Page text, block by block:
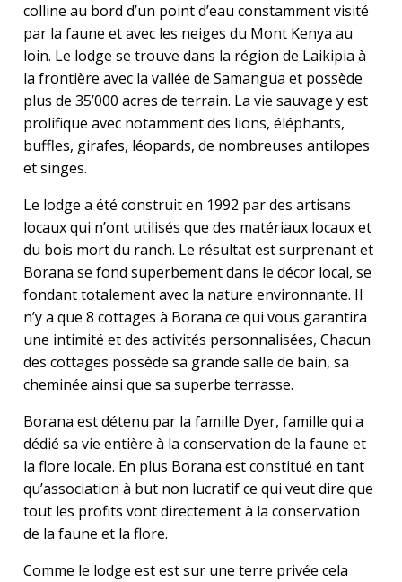
colline au bord d’un point d’eau constamment visité
par la faune et avec les neiges du Mont Kenya au
loin. Le lodge se trouve dans la région de Laikipia à
la frontière avec la vallée de Samangua et possède
plus de 35’000 acres de terrain. La vie sauvage y est
prolifique avec notamment des lions, éléphants,
buffles, girafes, léopards, de nombreuses antilopes
et singes.
Le lodge a été construit en 1992 par des artisans
locaux qui n’ont utilisés que des matériaux locaux et
du bois mort du ranch. Le résultat est surprenant et
Borana se fond superbement dans le décor local, se
fondant totalement avec la nature environnante. Il
n’y a que 8 cottages à Borana ce qui vous garantira
une intimité et des activités personnalisées, Chacun
des cottages possède sa grande salle de bain, sa
cheminée ainsi que sa superbe terrasse.
Borana est détenu par la famille Dyer, famille qui a
dédié sa vie entière à la conservation de la faune et
la flore locale. En plus Borana est constitué en tant
qu’association à but non lucratif ce qui veut dire que
tout les profits vont directement à la conservation
de la faune et la flore.
Comme le lodge est est sur une terre privée cela